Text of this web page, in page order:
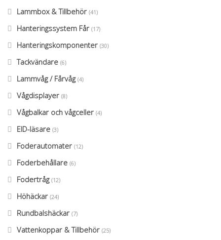
Lammbox & Tillbehör (41)
Hanteringssystem Får (17)
Hanteringskomponenter (30)
Tackvändare (6)
Lammvåg / Fårvåg (4)
Vågdisplayer (8)
Vågbalkar och vågceller (4)
EID-läsare (3)
Foderautomater (12)
Foderbehållare (6)
Fodertråg (12)
Höhäckar (24)
Rundbalshäckar (7)
Vattenkoppar & Tillbehör (25)